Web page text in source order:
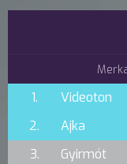
1. Videoton
2.
Ajka
3.
Gyirmót